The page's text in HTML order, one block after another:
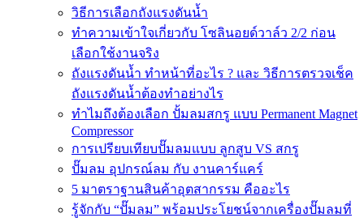
วิธีการเลือกถังแรงดันน้ำ
ทำความเข้าใจเกี่ยวกับ โซลินอยด์วาล์ว 2/2 ก่อน
เลือกใช้งานจริง
ถังแรงดันน้ำ ทำหน้าที่อะไร ? และ วิธีการตรวจเช็ค
ถังแรงดันน้ำต้องทำอย่างไร
ทำไมถึงต้องเลือก ปั้มลมสกรู แบบ Permanent Magnet
Compressor
การเปรียบเทียบปั๊มลมแบบ ลูกสูบ VS สกรู
ปั๊มลม อุปกรณ์ลม กับ งานคาร์แคร์
5 มาตราฐานสินค้าอุตสากรรม คืออะไร
รู้จักกับ “ปั๊มลม” พร้อมประโยชน์จากเครื่องปั๊มลมที่